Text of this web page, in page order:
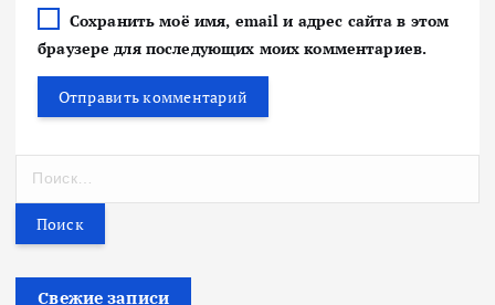
Сохранить моё имя, email и адрес сайта в этом
браузере для последующих моих комментариев.
т
Свежие записи